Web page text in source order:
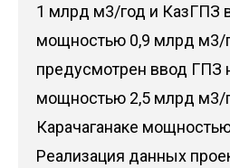
1 млрд м3/год и КазГПЗ
мощностью 0,9 млрд м3/
предусмотрен ввод ГПЗ
мощностью 2,5 млрд м3/
Карачаганаке
Реализация данных